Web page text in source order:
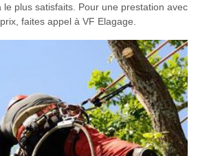
le plus satisfaits. Pour une prestation avec
faites appel à VF Elagage.